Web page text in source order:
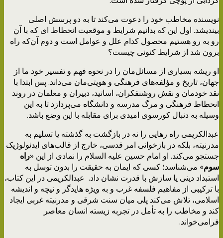
نویسنده مخاطب خود را دعوت می‌کند تا به دو پرسش اصلی
بیندیشد. اول این که بدانیم شرایط و موقعیت انحطاط ای که با آن
رو به رو هستیم محصول کدام علل و عوامل است و دوم آن‌که راه
برون شد از شرایط کنونی چیست؟
او ریشه بسیاری از مسائل‌مان را در نحوه فهم و تفسیر خود ما از
جهان، تاریخ و مؤلفه‌های فرهنگی و هویتی‌مان می‌داند. پس ابتدا با
نقد خودمان و نقش روشنفکران، اساتید، دبیران و معلمان در روند
انحطاط فرهنگی و مرگ مدرسه و دانشگاه می‌پردازد تا به این
وسیله به دنبال کورسوی امیدی برای مقابله با این وضع باشد.
عبدالکریمی راه رهایی را نه در بازگشت به گذشته یا تسلیم به
مدرنیته، بلکه در بازخوانی امر قدسی، خارج از قالب‌های ایدئولوژیک
جستجو می‌کند. او امام حسین علیه السلام را نمادی از این «راه
سوم» می‌شناسد؛ کسی که ایمان به حقیقت را بدون توسل به
استبداد دینی یا سازش با قدرت نشان داد. عبدالکریمی در این کتاب،
با ترکیبی از مفاهیم فلسفه غرب و به ویژه هایدگر و نیچه و اندیشه
اسلامی، تلاش می‌کند پلی میان سنت شرقی و مدرنیته غربی ایجاد
کند و مخاطب را به تأمل در تجربه زیسته انسان معاصر
فرامی‌خواند.